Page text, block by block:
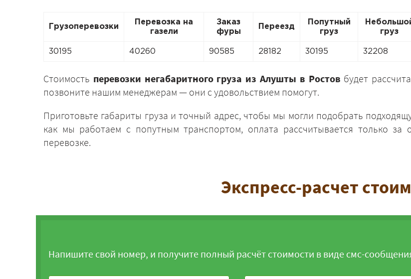
Грузоперевозки
Перевозка на
газели
Заказ
фуры
Переезд
Попутный
груз
груз
30195 40260 90585 28182 30195 32208
Стоимость перевозки негабаритного груза из Алушты в Ростов будет
позвоните нашим менеджерам — они с удовольствием помогут.
Приготовьте габариты груза и точный адрес, чтобы мы могли подобрать
как мы работаем с попутным транспортом, оплата рассчитывается только за
перевозке.
Экспресс-расчет
Напишите свой номер, и получите полный расчёт стоимости в виде смс-
ЗАКАЗАТЬ